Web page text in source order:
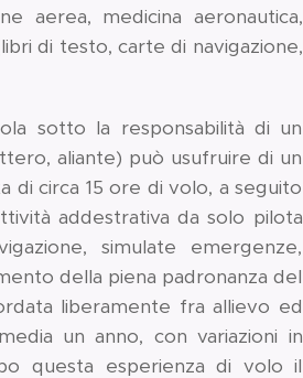
aerea, medicina aeronautica,
di testo, carte di navigazione,
sotto la responsabilità di un
aliante) può usufruire di un
circa 15 ore di volo, a seguito
addestrativa da solo pilota
simulate emergenze,
della piena padronanza del
liberamente fra allievo ed
un anno, con variazioni in
questa esperienza di volo il